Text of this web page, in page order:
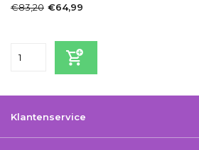
€83,20 €64,99
Klantenservice